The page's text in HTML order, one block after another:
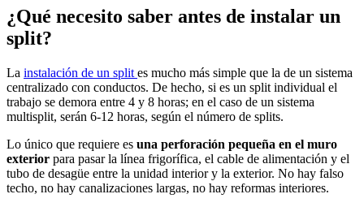
¿Qué necesito saber antes de instalar un
split?
La instalación de un split es mucho más simple que la de un sistema
centralizado con conductos. De hecho, si es un split individual el
trabajo se demora entre 4 y 8 horas; en el caso de un sistema
multisplit, serán 6-12 horas, según el número de splits.
Lo único que requiere es una perforación pequeña en el muro
exterior para pasar la línea frigorífica, el cable de alimentación y el
tubo de desagüe entre la unidad interior y la exterior. No hay falso
techo, no hay canalizaciones largas, no hay reformas interiores.